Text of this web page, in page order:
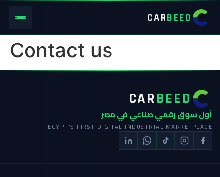
CARBEED
Contact us
CARBEED
أول سوق رقمي صناعي في مصر
EGYPT'S FIRST DIGITAL INDUSTRIAL MARKETPLACE